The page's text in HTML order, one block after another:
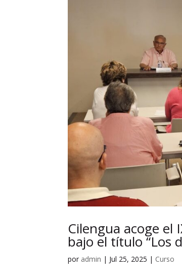
Cilengua acoge el
bajo el título “Los
por admin | Jul 25, 2025 | Curso